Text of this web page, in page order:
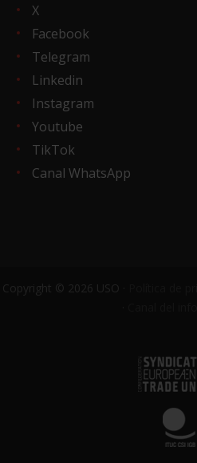
X
Facebook
Telegram
Linkedin
Instagram
Youtube
TikTok
Canal WhatsApp
Copyright © 2026 USO ·